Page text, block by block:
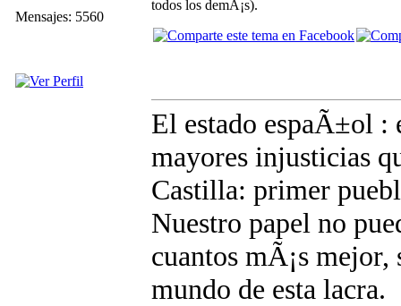
Mensajes: 5560
todos los demÃ¡s).
El estado espaÃ±ol :
mayores injusticias
Castilla: primer
Nuestro papel no
cuantos mÃ¡s
mundo de esta lacra.